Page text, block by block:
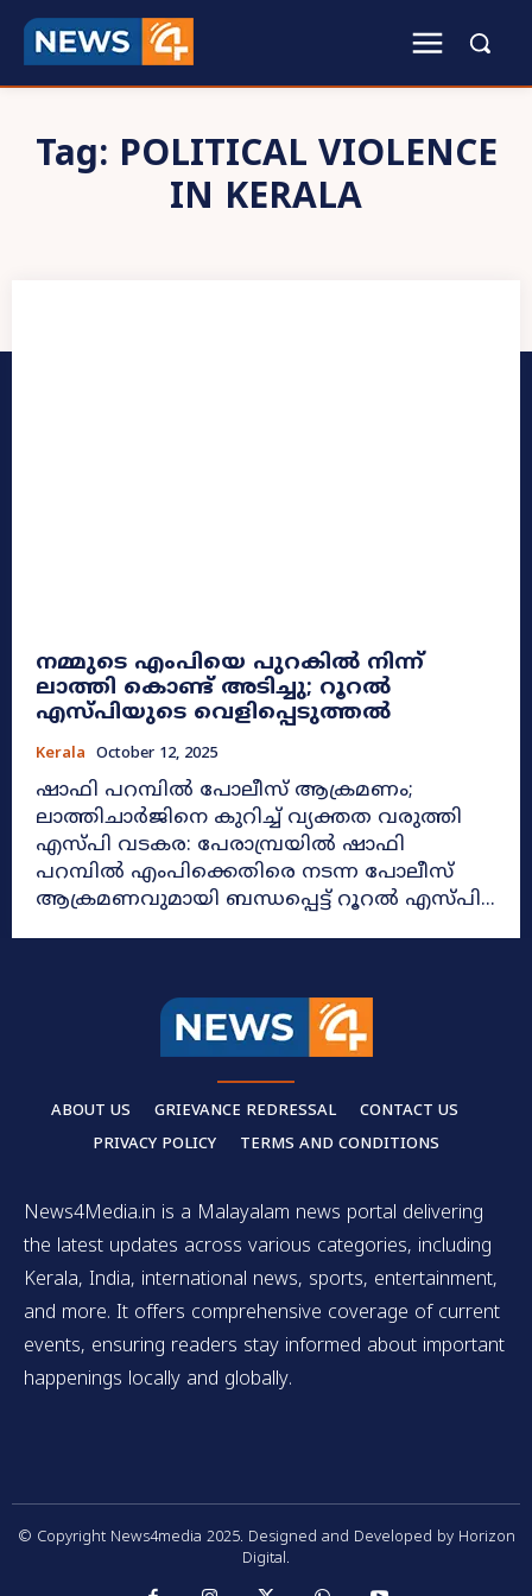
Tag: POLITICAL VIOLENCE
IN KERALA
നമ്മുടെ എംപിയെ പുറകില്‍ നിന്ന്
ലാത്തി കൊണ്ട് അടിച്ചു; റൂറല്‍
എസ്പിയുടെ വെളിപ്പെടുത്തൽ
Kerala October 12, 2025
ഷാഫി പറമ്പിൽ പോലീസ് ആക്രമണം;
ലാത്തിചാര്‍ജിനെ കുറിച്ച് വ്യക്തത വരുത്തി
എസ്പി വടകര: പേരാമ്പ്രയില്‍ ഷാഫി
പറമ്പില്‍ എംപിക്കെതിരെ നടന്ന പോലീസ്
ആക്രമണവുമായി ബന്ധപ്പെട്ട് റൂറല്‍ എസ്പി...
ABOUT US GRIEVANCE REDRESSAL
CONTACT US
PRIVACY POLICY
TERMS AND CONDITIONS
News4Media.in is a Malayalam news portal delivering
the latest updates across various categories, including
Kerala, India, international news, sports, entertainment,
and more. It offers comprehensive coverage of current
events, ensuring readers stay informed about important
happenings locally and globally.
© Copyright News4media 2025. Designed and Developed by Horizon
Digital.